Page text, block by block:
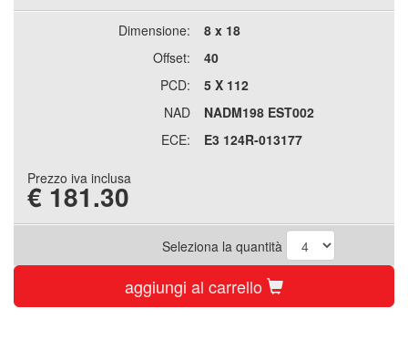
Dimensione:
8 x 18
Offset:
40
PCD:
5 X 112
NAD
NADM198 EST002
ECE:
E3 124R-013177
Prezzo iva inclusa
€ 181.30
Seleziona la quantità
aggiungi al carrello